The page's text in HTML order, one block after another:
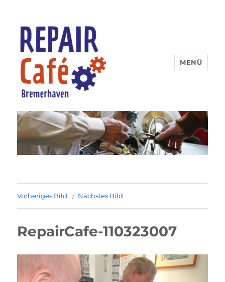
Repaircafe Bremerhaven
MENÜ
Vorheriges Bild Nächstes Bild
RepairCafe-110323007